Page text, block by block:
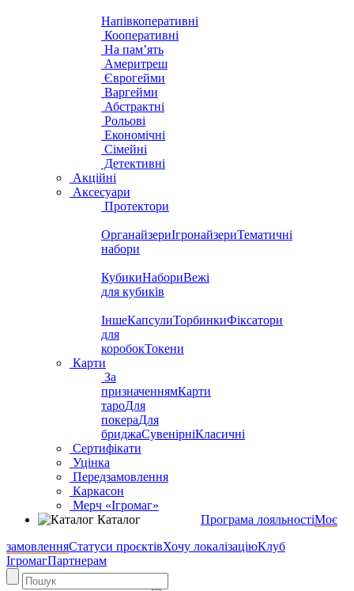
Напівкоперативні
Кооперативні
На пам’ять
Америтреш
Єврогейми
Варгейми
Абстрактні
Рольові
Економічні
Сімейні
Детективні
Акційні
Аксесуари
Протектори
ОрганайзериІгронайзериТематичні
набори
КубикиНабориВежі
для кубиків
ІншеКапсулиТорбинкиФіксатори
для
коробокТокени
Карти
За
призначеннямКарти
тароДля
покераДля
бриджаСувенірніКласичні
Сертифікати
Уцінка
Передзамовлення
Каркасон
Мерч «Ігромаг»
Каталог
Програма лояльностіМоє
замовленняСтатуси проєктівХочу локалізаціюКлуб
ІгромагПартнерам